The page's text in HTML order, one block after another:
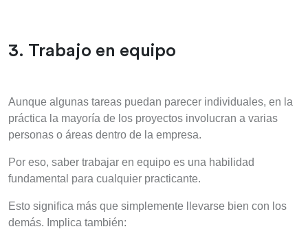
3. Trabajo en equipo
Aunque algunas tareas puedan parecer individuales, en la
práctica la mayoría de los proyectos involucran a varias
personas o áreas dentro de la empresa.
Por eso, saber trabajar en equipo es una habilidad
fundamental para cualquier practicante.
Esto significa más que simplemente llevarse bien con los
demás. Implica también: